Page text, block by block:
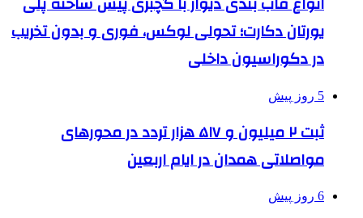
یورتان دکارت؛ تحولی لوکس، فوری و بدون تخریب
در دکوراسیون داخلی
5 روز پیش
ثبت ۲ میلیون و ۵۱۷ هزار تردد در محورهای
مواصلاتی همدان در ایام اربعین
6 روز پیش